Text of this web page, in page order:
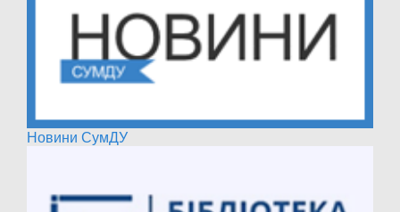
Новини СумДУ